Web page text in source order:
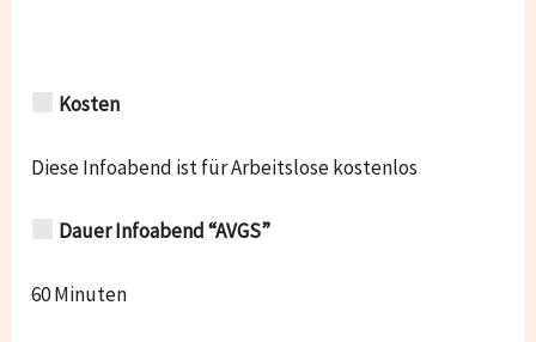
Kosten
Diese Infoabend ist für Arbeitslose kostenlos
Dauer Infoabend “AVGS”
60 Minuten